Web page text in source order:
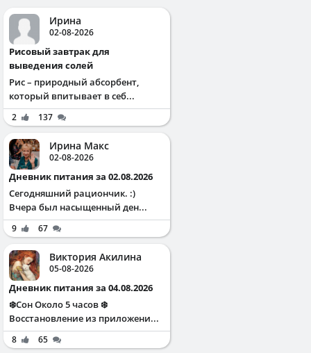
Ирина
02-08-2026
Рисовый завтрак для
выведения солей
Рис – природный абсорбент,
который впитывает в себ...
2 137
Ирина Макс
02-08-2026
Дневник питания за 02.08.2026
Сегодняшний рациончик. :)
Вчера был насыщенный ден...
9 67
Виктория Акилина
05-08-2026
Дневник питания за 04.08.2026
❄️Сон Около 5 часов ❄️
Восстановление из приложени...
8 65